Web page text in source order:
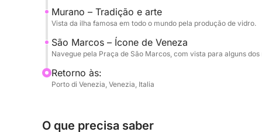
água.Murano – Tradição e arte
Vista da ilha famosa em todo o mundo pela produção de vidro.
São Marcos – Ícone de Veneza
Navegue pela Praça de São Marcos, com vista para alguns
Retorno às:
Porto di Venezia, Venezia, Italia
O que precisa saber